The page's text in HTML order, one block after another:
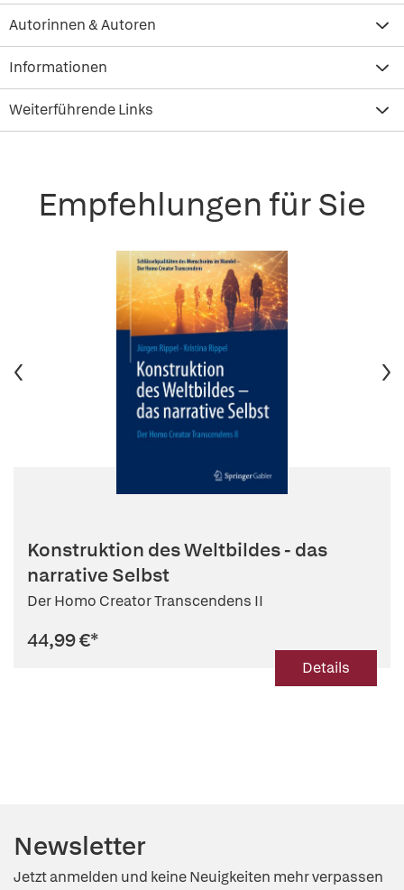
Autorinnen & Autoren
Informationen
Weiterführende Links
Empfehlungen für Sie
Konstruktion des Weltbildes - das
narrative Selbst
Der Homo Creator Transcendens II
44,99 €*
Details
Newsletter
Jetzt anmelden und keine Neuigkeiten mehr verpassen